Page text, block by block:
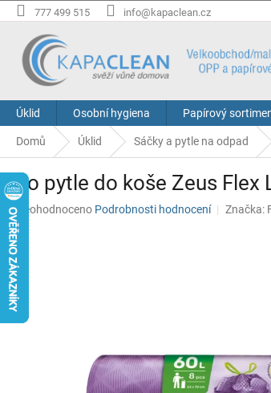
Přejít
na
777 499 515 info@kapaclean.cz
Úklid Osobní hygiena Papírový
Domů Úklid Sáčky a pytle na odpad
Fino pytle do koše Zeus
Průměrné
hodnocení
produktu
je
0,0
z
5
hvězdiček.
Neohodnoceno Podrobnosti hodnocení Značka: